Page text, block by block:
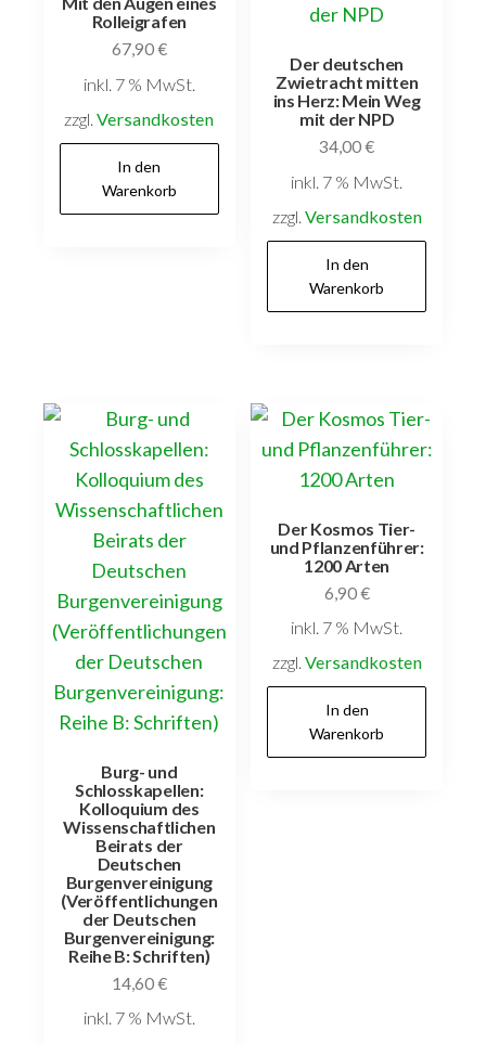
Rolleigrafen
67,90€
inkl. 7 % MwSt.
zzgl.Versandkosten
In den
Warenkorb
Der deutschen
Zwietracht mitten
ins Herz: Mein Weg
mit der NPD
34,00€
inkl. 7 % MwSt.
zzgl. Versandkosten
In den
Warenkorb
Burg- und
Schlosskapellen:
Kolloquium des
Wissenschaftlichen
Beirats der
Deutschen
Burgenvereinigung
(Veröffentlichungen
der Deutschen
Burgenvereinigung:
Reihe B: Schriften)
14,60€
inkl. 7 % MwSt.
Der Kosmos Tier-
und Pflanzenführer:
1200 Arten
6,90€
inkl. 7 % MwSt.
zzgl. Versandkosten
In den
Warenkorb